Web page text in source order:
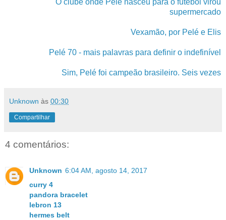
supermercado
Vexamão, por Pelé e Elis
Pelé 70 - mais palavras para definir o indefinível
Sim, Pelé foi campeão brasileiro. Seis vezes
Unknown às 00:30
Compartilhar
4 comentários:
Unknown 6:04 AM, agosto 14, 2017
curry 4
pandora bracelet
lebron 13
hermes belt